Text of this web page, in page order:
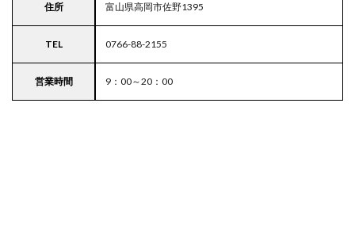
住所 富山県高岡市佐野1395
TEL 0766-88-2155
営業時間 9：00～20：00